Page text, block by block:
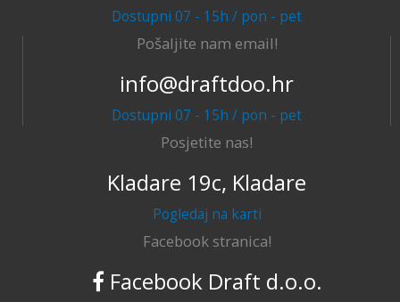
Dostupni 07 - 15h / pon - pet
Pošaljite nam email!
info@draftdoo.hr
Dostupni 07 - 15h / pon - pet
Posjetite nas!
Kladare 19c, Kladare
Pogledaj na karti
Facebook stranica!
Facebook Draft d.o.o.